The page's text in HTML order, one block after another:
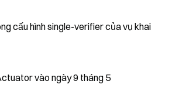
cấu hình single-verifier của vụ khai
vào ngày 9 tháng 5